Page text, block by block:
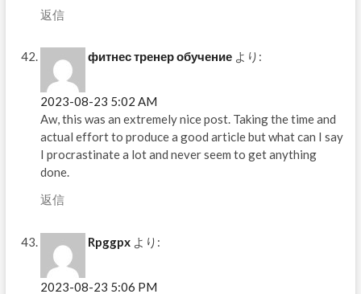
返信
фитнес тренер обучение より:
2023-08-23 5:02 AM
Aw, this was an extremely nice post. Taking the time and
actual effort to produce a good article but what can I say
I procrastinate a lot and never seem to get anything
done.
返信
Rpggpx より:
2023-08-23 5:06 PM